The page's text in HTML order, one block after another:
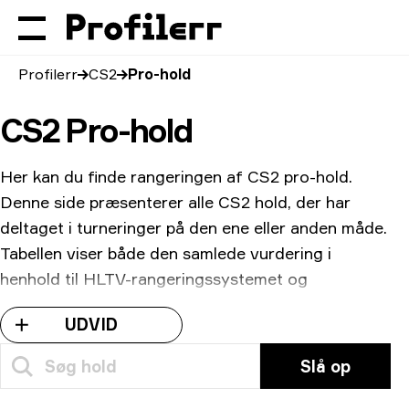
Profilerr CS2 Pro-hold
CS2 Pro-hold
Her kan du finde rangeringen af CS2 pro-hold.
Denne side præsenterer alle CS2 hold, der har
deltaget i turneringer på den ene eller anden måde.
Tabellen viser både den samlede vurdering i
henhold til HLTV-rangeringssystemet og
vinderprocenten for hvert enkelt hold. Du kan også
se Death-to-Kill-ratioen, det samlede beløb for
præmiepenge, der er tjent, og den bane, hvor den
særlige line-up klarede sig bedst.
UDVID
Slå op